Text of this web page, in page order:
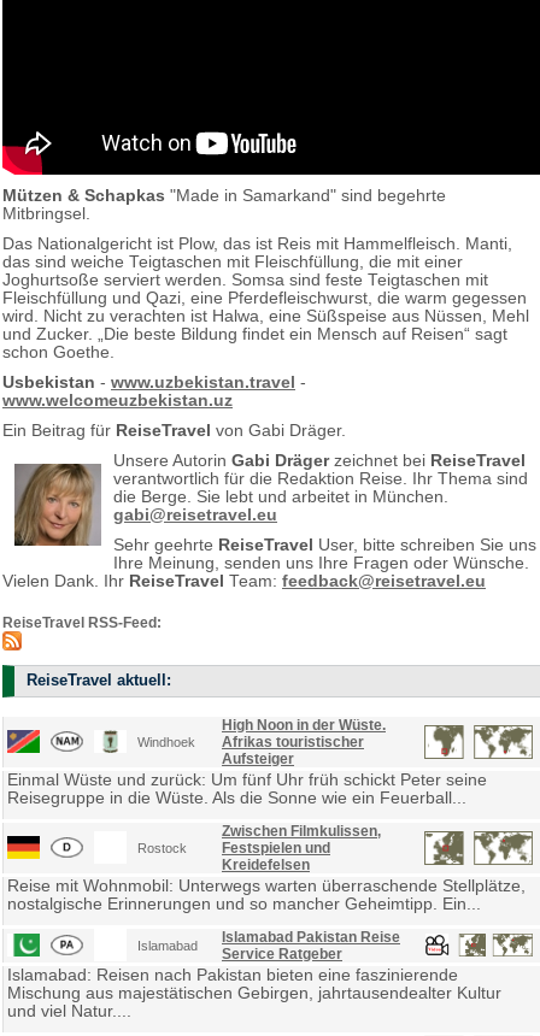
Mützen & Schapkas "Made in Samarkand" sind begehrte
Mitbringsel.
Das Nationalgericht ist Plow, das ist Reis mit Hammelfleisch. Manti,
das sind weiche Teigtaschen mit Fleischfüllung, die mit einer
Joghurtsoße serviert werden. Somsa sind feste Teigtaschen mit
Fleischfüllung und Qazi, eine Pferdefleischwurst, die warm gegessen
wird. Nicht zu verachten ist Halwa, eine Süßspeise aus Nüssen, Mehl
und Zucker. „Die beste Bildung findet ein Mensch auf Reisen“ sagt
schon Goethe.
Usbekistan - www.uzbekistan.travel -
www.welcomeuzbekistan.uz
Ein Beitrag für ReiseTravel von Gabi Dräger.
Unsere Autorin Gabi Drägerzeichnet bei ReiseTravel
verantwortlich für die Redaktion Reise. Ihr Thema sind
die Berge. Sie lebt und arbeitet in München.
gabi@reisetravel.eu
Sehr geehrte ReiseTravel User, bitte schreiben Sie uns
Ihre Meinung, senden uns Ihre Fragen oder Wünsche.
Vielen Dank. Ihr ReiseTravel Team: feedback@reisetravel.eu
ReiseTravel RSS-Feed:
ReiseTravel aktuell:
Windhoek
High Noon in der Wüste.
Afrikas touristischer
Aufsteiger
Einmal Wüste und zurück: Um fünf Uhr früh schickt Peter seine
Reisegruppe in die Wüste. Als die Sonne wie ein Feuerball...
Rostock
Zwischen Filmkulissen,
Festspielen und
Kreidefelsen
Reise mit Wohnmobil: Unterwegs warten überraschende Stellplätze,
nostalgische Erinnerungen und so mancher Geheimtipp. Ein...
Islamabad
Islamabad Pakistan Reise
Service Ratgeber
Islamabad: Reisen nach Pakistan bieten eine faszinierende
Mischung aus majestätischen Gebirgen, jahrtausendealter Kultur
und viel Natur....